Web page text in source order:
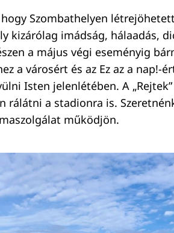
Szombathelyen
kizárólag imádság, hálaadás,
a május végi eseményig
a városért és az Ez az a nap!-
Isten jelenlétében. A
rálátni a stadionra is.
működjön.